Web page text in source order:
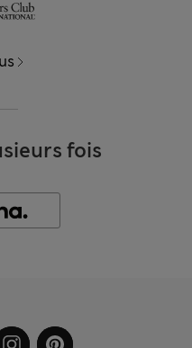
fois